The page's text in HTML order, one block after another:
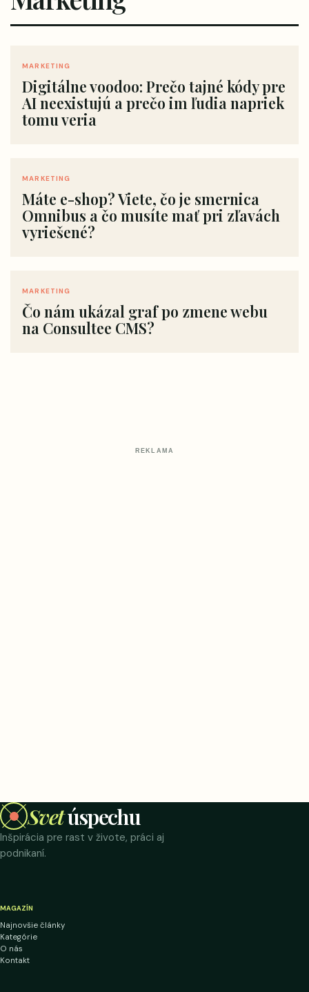
MARKETING
Digitálne voodoo: Prečo tajné kódy pre
AI neexistujú a prečo im ľudia napriek
tomu veria
MARKETING
Máte e-shop? Viete, čo je smernica
Omnibus a čo musíte mať pri zľavách
vyriešené?
MARKETING
Čo nám ukázal graf po zmene webu
na Consultee CMS?
REKLAMA
Svetúspechu
Inšpirácia pre rast v živote, práci aj
podnikaní.
MAGAZÍN
Najnovšie články
Kategórie
O nás
Kontakt